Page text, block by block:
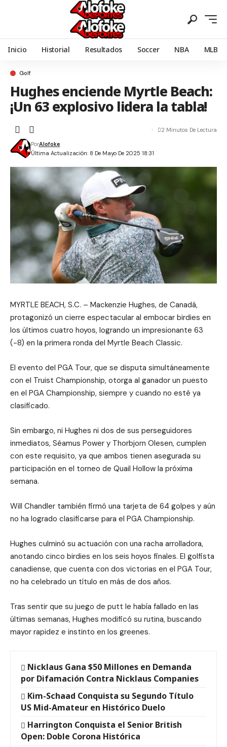
Inicio Historial Resultados Soccer NBA MLB
Golf
Hughes enciende Myrtle Beach:
¡Un 63 explosivo lidera la tabla!
Última Actualización: 8 De Mayo De 2025 18:31
PorAlofoke
2 Minutos De Lectura
MYRTLE BEACH, S.C. – Mackenzie Hughes, de Canadá,
protagonizó un cierre espectacular al embocar birdies en
los últimos cuatro hoyos, logrando un impresionante 63
(-8) en la primera ronda del Myrtle Beach Classic.
El evento del PGA Tour, que se disputa simultáneamente
con el Truist Championship, otorga al ganador un puesto
en el PGA Championship, siempre y cuando no esté ya
clasificado.
Sin embargo, ni Hughes ni dos de sus perseguidores
inmediatos, Séamus Power y Thorbjorn Olesen, cumplen
con este requisito, ya que ambos tienen asegurada su
participación en el torneo de Quail Hollow la próxima
semana.
Will Chandler también firmó una tarjeta de 64 golpes y aún
no ha logrado clasificarse para el PGA Championship.
Hughes culminó su actuación con una racha arrolladora,
anotando cinco birdies en los seis hoyos finales. El golfista
canadiense, que cuenta con dos victorias en el PGA Tour,
no ha celebrado un título en más de dos años.
Tras sentir que su juego de putt le había fallado en las
últimas semanas, Hughes modificó su rutina, buscando
mayor rapidez e instinto en los greenes.
Nicklaus Gana $50 Millones en Demanda
por Difamación Contra Nicklaus Companies
Kim-Schaad Conquista su Segundo Título
US Mid-Amateur en Histórico Duelo
Harrington Conquista el Senior British
Open: Doble Corona Histórica